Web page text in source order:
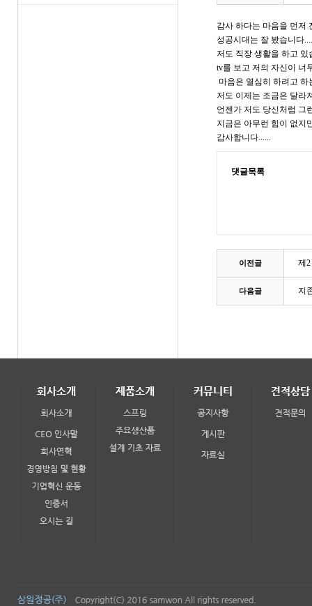
감사 하다는 마음을 먼저
성공시대는 잘 봤습니다
저도 직장 생활을 하고 있
tv를 보고 저의 자신이 너
마음은 열심히 하려고 하
저도 이제는 조금은 달라
언젠가 저도 당신처럼 그
지금은 아무런 힘이 없지
감사합니다......
댓글목록
이전글 제
다음글 지